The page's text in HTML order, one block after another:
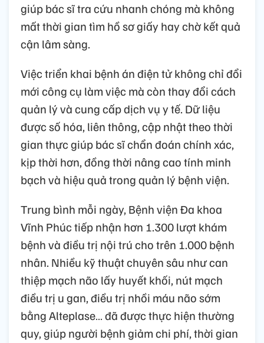
giúp bác sĩ tra cứu nhanh chóng mà không
mất thời gian tìm hồ sơ giấy hay chờ kết quả
cận lâm sàng.
Việc triển khai bệnh án điện tử không chỉ đổi
mới công cụ làm việc mà còn thay đổi cách
quản lý và cung cấp dịch vụ y tế. Dữ liệu
được số hóa, liên thông, cập nhật theo thời
gian thực giúp bác sĩ chẩn đoán chính xác,
kịp thời hơn, đồng thời nâng cao tính minh
bạch và hiệu quả trong quản lý bệnh viện.
Trung bình mỗi ngày, Bệnh viện Đa khoa
Vĩnh Phúc tiếp nhận hơn 1.300 lượt khám
bệnh và điều trị nội trú cho trên 1.000 bệnh
nhân. Nhiều kỹ thuật chuyên sâu như can
thiệp mạch não lấy huyết khối, nút mạch
điều trị u gan, điều trị nhồi máu não sớm
bằng Alteplase… đã được thực hiện thường
quy, giúp người bệnh giảm chi phí, thời gian